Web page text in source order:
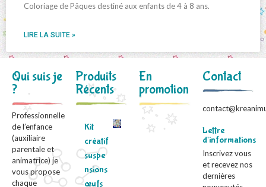
Coloriage de Pâques destiné aux enfants de 4 à 8 ans.
LIRE LA SUITE »
Qui suis je
?
Professionnelle
de l’enfance
(auxiliaire
parentale et
animatrice) je
vous propose
chaque
Produits
Récents
Kit
créatif
suspe
nsions
œufs
En
promotion
Contact
Lettre
d'informations
Inscrivez vous
et recevez nos
dernières